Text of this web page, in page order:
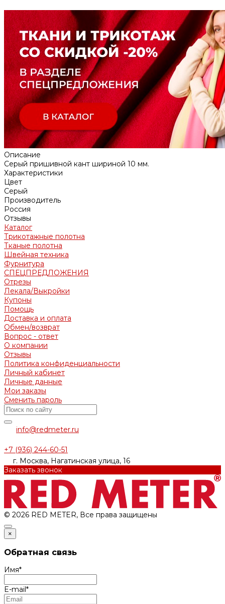
Описание
Серый пришивной кант шириной 10 мм.
Характеристики
Цвет
Серый
Производитель
Россия
Отзывы
Каталог
Трикотажные полотна
Тканые полотна
Швейная техника
Фурнитура
СПЕЦПРЕДЛОЖЕНИЯ
Отрезы
Лекала/Выкройки
Купоны
Помощь
Доставка и оплата
Обмен/возврат
Вопрос - ответ
О компании
Отзывы
Политика конфиденциальности
Личный кабинет
Личные данные
Мои заказы
Сменить пароль
info@redmeter.ru
+7 (936) 244-60-51
г. Москва, Нагатинская улица, 16
Заказать звонок
© 2026 RED METER, Все права защищены
×
Обратная связь
Имя*
E-mail*